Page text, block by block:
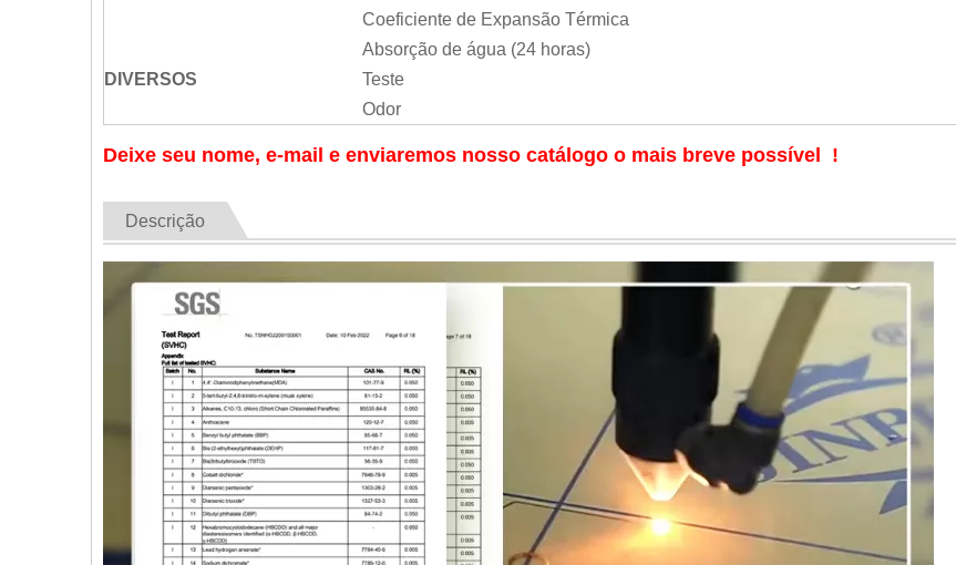
Coeficiente de Expansão Térmica
DIVERSOS
Absorção de água (24 horas)
Teste
Odor
Deixe seu nome, e-mail e enviaremos nosso catálogo o mais breve possível !
Descrição